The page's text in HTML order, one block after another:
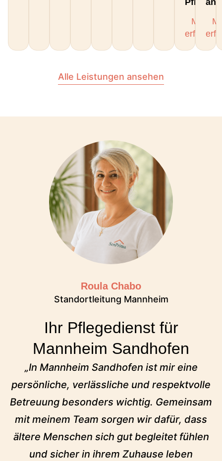
Mehr
erfahren
Alle Leistungen ansehen
Roula Chabo
Standortleitung Mannheim
Ihr Pflegedienst für
Mannheim Sandhofen
„In Mannheim Sandhofen ist mir eine
persönliche, verlässliche und respektvolle
Betreuung besonders wichtig. Gemeinsam
mit meinem Team sorgen wir dafür, dass
ältere Menschen sich gut begleitet fühlen
und sicher in ihrem Zuhause leben